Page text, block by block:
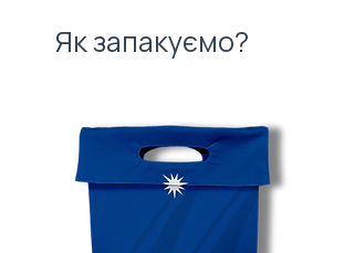
Як запакуємо?